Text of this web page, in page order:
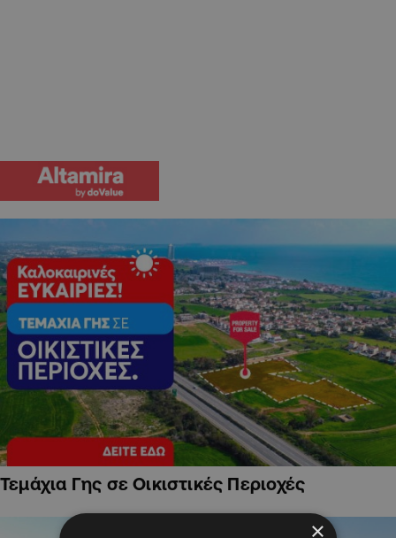
Τεμάχια Γης σε Οικιστικές Περιοχές
×